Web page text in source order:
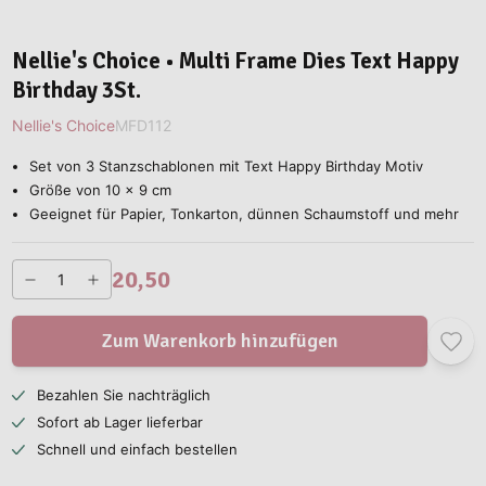
Nellie's Choice • Multi Frame Dies Text Happy
Birthday 3St.
Nellie's ChoiceMFD112
Set von 3 Stanzschablonen mit Text Happy Birthday Motiv
Größe von 10 x 9 cm
Geeignet für Papier, Tonkarton, dünnen Schaumstoff und mehr
20,50
Zum Warenkorb hinzufügen
Bezahlen Sie nachträglich
Sofort ab Lager lieferbar
Schnell und einfach bestellen